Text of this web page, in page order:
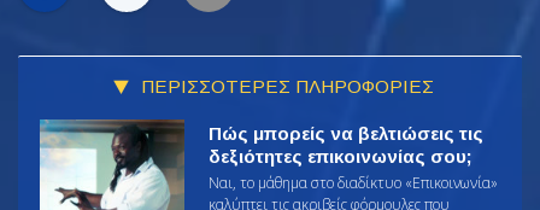
ΠΕΡΙΣΣΟΤΕΡΕΣ ΠΛΗΡΟΦΟΡΙΕΣ
Πώς μπορείς να βελτιώσεις τις
δεξιότητες επικοινωνίας σου;
Ναι, το μάθημα στο διαδίκτυο «Επικοινωνία»
καλύπτει τις ακριβείς φόρμουλες που